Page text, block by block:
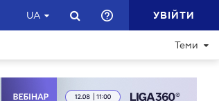
UA УВІЙТИ
Теми